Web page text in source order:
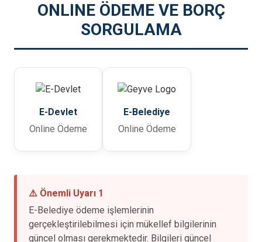
ONLINE ÖDEME VE BORÇ
SORGULAMA
E-Devlet
Online Ödeme
E-Belediye
Online Ödeme
⚠️ Önemli Uyarı 1
E-Belediye ödeme işlemlerinin
gerçekleştirilebilmesi için mükellef bilgilerinin
güncel olması gerekmektedir. Bilgileri güncel